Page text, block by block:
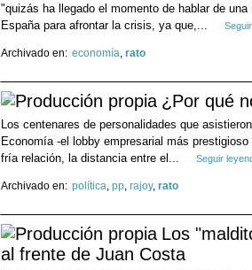
"quizás ha llegado el momento de hablar de
España para afrontar la crisis, ya que,...
Archivado en: economía, rato
¿Por qué
Los centenares de personalidades que
Economía -el lobby empresarial más
fría relación, la distancia entre el...
Seguir
Archivado en: política, pp, rajoy, rato
Los
al frente de Juan Costa